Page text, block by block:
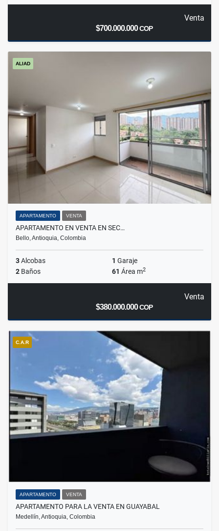
Venta
$700.000.000COP
ALIAD
APARTAMENTO VENTA
APARTAMENTO EN VENTA EN SEC…
Bello, Antioquia, Colombia
3Alcobas 1 Garaje
2 Baños 61 Área m2
Venta
$380.000.000COP
C.A.R
APARTAMENTO VENTA
APARTAMENTO PARA LA VENTA EN GUAYABAL
Medellín, Antioquia, Colombia